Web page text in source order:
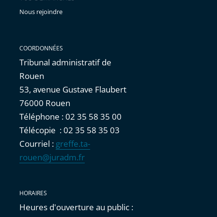
Nous rejoindre
COORDONNÉES
Tribunal administratif de
Rouen
53, avenue Gustave Flaubert
76000 Rouen
Téléphone : 02 35 58 35 00
Télécopie : 02 35 58 35 03
Courriel : greffe.ta-
rouen@juradm.fr
HORAIRES
Heures d'ouverture au public :